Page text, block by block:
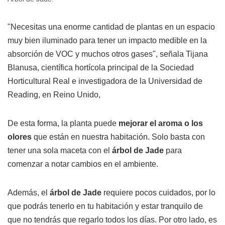
"Necesitas una enorme cantidad de plantas en un espacio
muy bien iluminado para tener un impacto medible en la
absorción de VOC y muchos otros gases", señala Tijana
Blanusa, científica hortícola principal de la Sociedad
Horticultural Real e investigadora de la Universidad de
Reading, en Reino Unido,
De esta forma, la planta puede mejorar el aroma o los
olores que están en nuestra habitación. Solo basta con
tener una sola maceta con el árbol de Jade para
comenzar a notar cambios en el ambiente.
Además, el árbol de Jade requiere pocos cuidados, por lo
que podrás tenerlo en tu habitación y estar tranquilo de
que no tendrás que regarlo todos los días. Por otro lado, es